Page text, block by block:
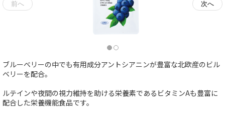
ブルーベリーの中でも有用成分アントシアニンが豊富な北欧産のビル
ベリーを配合。
ルテインや夜間の視力維持を助ける栄養素であるビタミンAも豊富に
配合した栄養機能食品です。